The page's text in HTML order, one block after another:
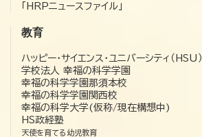
「HRPニュースファイル」
教育
ハッピー・サイエンス・ユニバーシティ（HSU）
学校法人 幸福の科学学園
幸福の科学学園那須本校
幸福の科学学園関西校
幸福の科学大学(仮称/現在構想中)
HS政経塾
天使を育てる幼児教育